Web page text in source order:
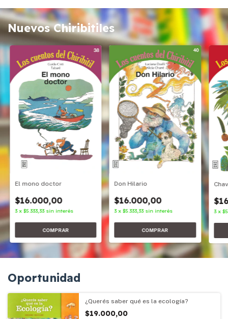
Nuevos Chiribitiles
El mono doctor
$16.000,00
3 x $5.333,33 sin interés
Don Hilario
$16.000,00
3 x$5.333,33 sin interés 3 x
Oportunidad
¿Querés saber qué es la ecología?
$19.000,00